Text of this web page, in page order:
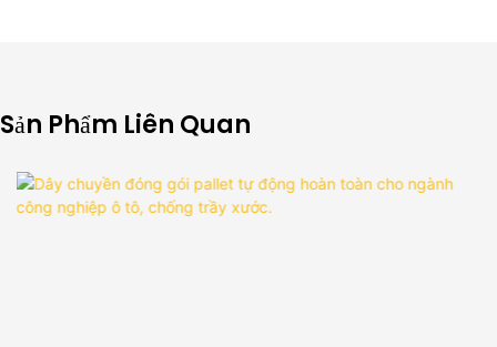
Sản Phẩm Liên Quan